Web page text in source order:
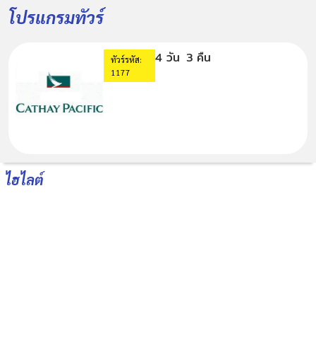
โปรแกรมทัวร์
ทัวร์รหัส:
1177
4 วัน 3 คืน
ไฮไลต์